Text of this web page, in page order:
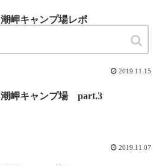
潮岬キャンプ場レポ
2019.11.15
潮岬キャンプ場 part.3
2019.11.07